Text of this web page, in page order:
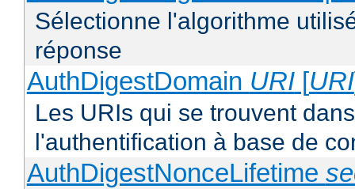
Sélectionne l'algorithme
réponse
AuthDigestDomain URI[URI
Les URIs qui se trouvent
l'authentification à base de
AuthDigestNonceLifetime